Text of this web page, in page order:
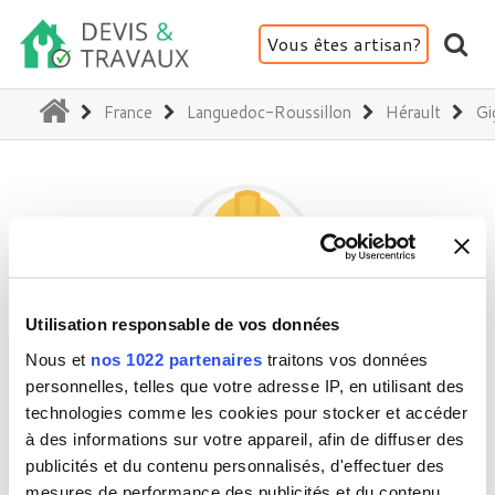
Utilisation responsable de vos données
Nous et nos 1022 partenaires traitons vos données
personnelles, telles que votre adresse IP, en utilisant des
technologies comme les cookies pour stocker et accéder
à des informations sur votre appareil, afin de diffuser des
publicités et du contenu personnalisés, d'effectuer des
Vous êtes artisan?
(current)
France Languedoc-Roussillon Hérault
COLOMBINI
34770 Gigean
Activité(s) : Cuisine